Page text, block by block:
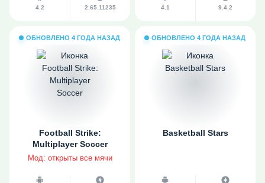
4.2 2.65.11235 4.1 9.4.2
ОБНОВЛЕНО 4 ГОДА НАЗАД
Football Strike:
Multiplayer Soccer
Мод: открыты все мячи
ОБНОВЛЕНО 4 ГОДА НАЗАД
Basketball Stars